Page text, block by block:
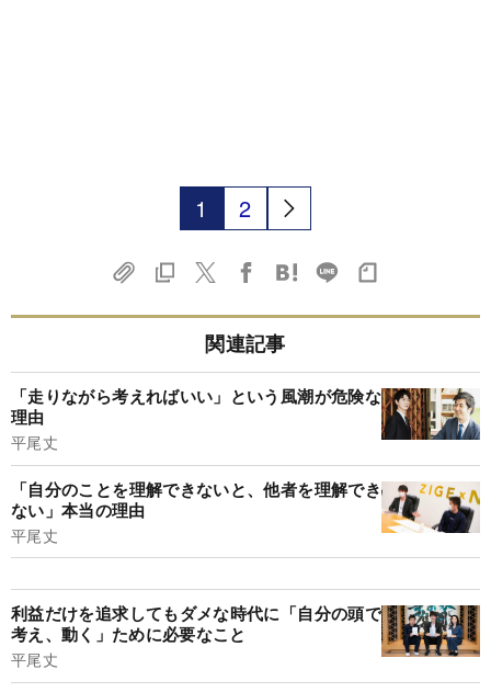
1 2
関連記事
「走りながら考えればいい」という風潮が危険な
理由
平尾丈
「自分のことを理解できないと、他者を理解でき
ない」本当の理由
平尾丈
利益だけを追求してもダメな時代に「自分の頭で
考え、動く」ために必要なこと
平尾丈